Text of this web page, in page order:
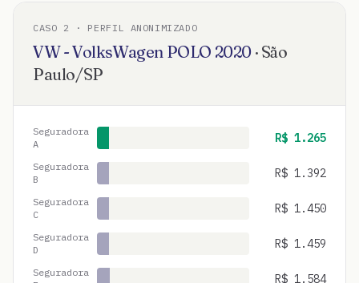
CASO 2 · PERFIL ANONIMIZADO
VW - VolksWagen POLO 2020 · São
Paulo/SP
Seguradora
A
R$ 1.265
Seguradora
B
R$ 1.392
Seguradora
C
R$ 1.450
Seguradora
D
R$ 1.459
Seguradora
R$ 1.584